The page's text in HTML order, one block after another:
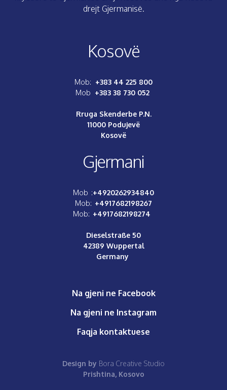
drejt Gjermanisë.
Kosovë
Mob: +383 44 225 800
Mob +383 38 730 052
Rruga Skenderbe P.N.
11000 Podujevë
Kosovë
Gjermani
Mob :+4920262934840
Mob: +4917682198267
Mob: +4917682198274
Dieselstraße 50
42389 Wuppertal
Germany
Na gjeni ne Facebook
Na gjeni ne Instagram
Faqja kontaktuese
Design by Bora Creative Studio
Prishtina, Kosovo